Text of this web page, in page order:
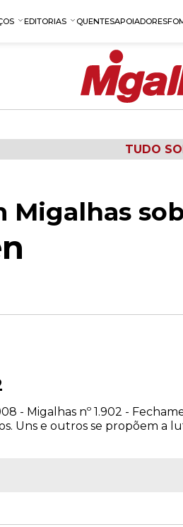
EDITORIAS QUENTESAPOIADORES
TUDO
Migalhas
- Migalhas nº 1.902 -
Uns e outros se propõem a